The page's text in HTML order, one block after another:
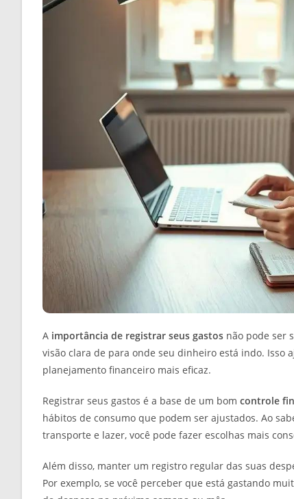
A importância de registrar seus gastos não pode ser
visão clara de para onde seu dinheiro está indo.
planejamento financeiro mais eficaz.
Registrar seus gastos é a base de um bom controle
hábitos de consumo que podem ser ajustados. Ao
transporte e lazer, você pode fazer escolhas mais
Além disso, manter um registro regular das suas
Por exemplo, se você perceber que está gastando